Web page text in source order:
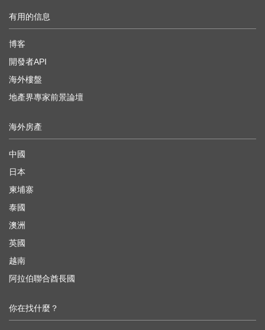
有用的信息
博客
開發者API
海外樓盤
地產界專家前景論壇
海外房產
中國
日本
柬埔寨
泰國
澳洲
英國
越南
阿拉伯聯合酋長國
你在找什麼？